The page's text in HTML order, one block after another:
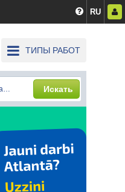
RU
ТИПЫ РАБОТ
Искать